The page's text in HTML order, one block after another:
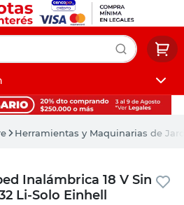
Herramientas y Maquinarias de
Inalámbrica 18 V Sin
Li-Solo Einhell